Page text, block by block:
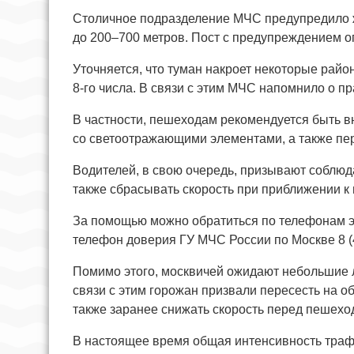
Столичное подразделение МЧС предупредило
до 200–700 метров. Пост с предупреждением
Уточняется, что туман накроет некоторые
8-го числа. В связи с этим МЧС напомнило о
В частности, пешеходам рекомендуется быть
со светоотражающими элементами, а также
Водителей, в свою очередь, призывают
также сбрасывать скорость при приближении
За помощью можно обратиться по телефонам
телефон доверия ГУ МЧС России по Москве 8
Помимо этого, москвичей ожидают
связи с этим горожан призвали пересесть на
также заранее снижать скорость перед
В настоящее время общая интенсивность